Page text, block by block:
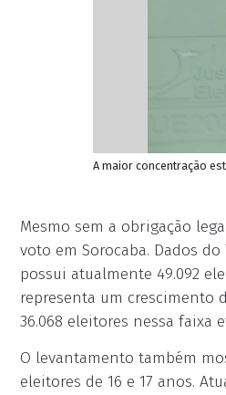
A maior concentração
Mesmo sem a obrigação
voto em Sorocaba. Dados
possui atualmente 49.092
representa um crescimento
36.068 eleitores nessa faixa
O levantamento também
eleitores de 16 e 17 anos.